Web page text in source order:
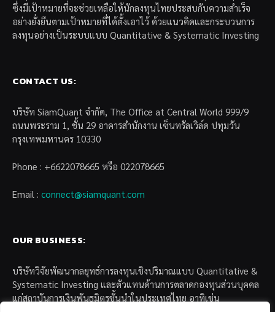
ซึ่งมีเป้าหมายที่จะช่วยเหลือให้นักลงทุนไทยประสบกับความสำเร็จ
อย่างยั่งยืนตามเป้าหมายที่ได้ตั้งเอาไว้ ด้วยแนวคิดและกระบวนการ
ลงทุนอย่างเป็นระบบแบบ Quantitative & Systematic Investing
CONTACT US:
บริษัท SiamQuant จำกัด, The Office at Central World 999/9
ถนนพระราม 1, ชั้น 29 อาคารสำนักงาน เซ็นทรัลเวิล์ด ปทุมวัน
กรุงเทพมหานคร 10330
Phone : +6622078665 หรือ 022078665
Email : connect@siamquant.com
OUR BUSINESS:
บริษัทวิจัยพัฒนากลยุทธ์การลงทุนเชิงปริมาณแบบ Quantitative &
Systematic Investing และตัวแทนด้านการตลาดกองทุนส่วนบุคคล
แก่สถาบันการเงินพันธมิตรชั้นนำในประเทศไทย อาทิเช่น